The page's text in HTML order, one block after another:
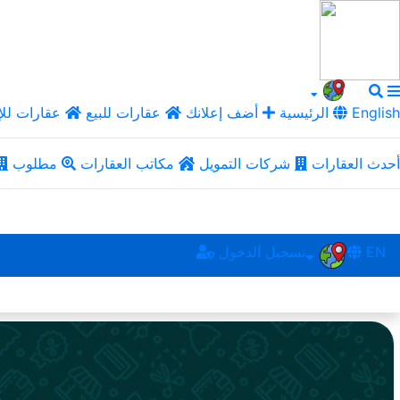
الرئيسية أضف إعلانك عقارات للبيع عقارات English
أحدث العقارات شركات التمويل مكاتب العقارات مطلوب
تسجيل الدخول EN